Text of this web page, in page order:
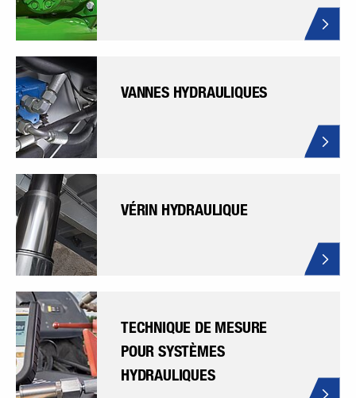
VANNES HYDRAULIQUES
VÉRIN HYDRAULIQUE
TECHNIQUE DE MESURE
POUR SYSTÈMES
HYDRAULIQUES